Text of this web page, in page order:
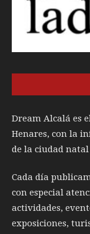
Dream Alcalá es
Henares, con la
de la ciudad natal
Cada día
con especial
actividades,
exposiciones,